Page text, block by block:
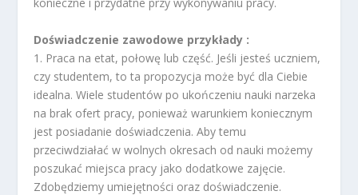
Doświadczenie zawodowe przykłady :
1. Praca na etat, połowę lub część. Jeśli jesteś uczniem,
czy studentem, to ta propozycja może być dla Ciebie
idealna. Wiele studentów po ukończeniu nauki narzeka
na brak ofert pracy, ponieważ warunkiem koniecznym
jest posiadanie doświadczenia. Aby temu
przeciwdziałać w wolnych okresach od nauki możemy
poszukać miejsca pracy jako dodatkowe zajęcie.
Zdobędziemy umiejętności oraz doświadczenie.